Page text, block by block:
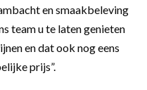
en smaakbeleving
team u te laten genieten
en dat ook nog eens
prijs”.